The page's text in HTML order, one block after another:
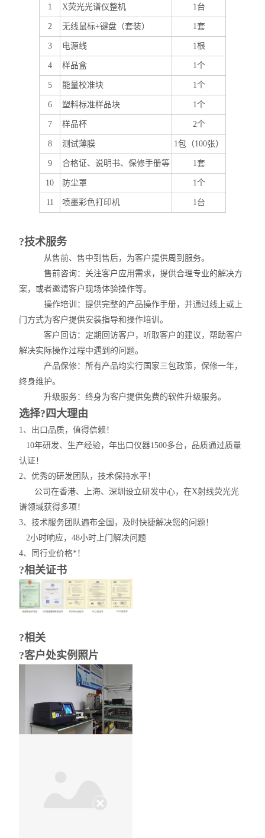
1 X荧光光谱仪整机 1台
2 无线鼠标+键盘（套装） 1套
3 电源线 1根
4 样品盒 1个
5 能量校准块 1个
6 塑料标准样品块 1个
7 样品杯 2个
8 测试薄膜 1包（100张）
9 合格证、说明书、保修手册等 1套
10 防尘罩 1个
11 喷墨彩色打印机 1台
?技术服务
从售前、售中到售后，为客户提供周到服务。
售前咨询：关注客户应用需求，提供合理专业的解决方
案，或者邀请客户现场体验操作等。
操作培训：提供完整的产品操作手册，并通过线上或上
门方式为客户提供安装指导和操作培训。
客户回访：定期回访客户，听取客户的建议，帮助客户
解决实际操作过程中遇到的问题。
产品保修：所有产品均实行国家三包政策，保修一年，
终身维护。
升级服务：终身为客户提供免费的软件升级服务。
选择?四大理由
1、出口品质，值得信赖！
10年研发、生产经验，年出口仪器1500多台，品质通过质量
认证！
2、优秀的研发团队，技术保持水平！
公司在香港、上海、深圳设立研发中心，在X射线荧光光
谱领域获得多项！
3、技术服务团队遍布全国，及时快捷解决您的问题！
2小时响应，48小时上门解决问题
4、同行业价格*！
?相关证书
?相关
?客户处实例照片